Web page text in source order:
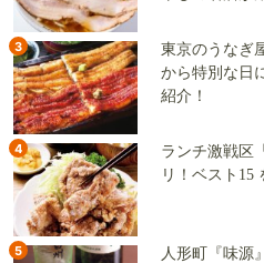
3
東京のうなぎ
から特別な日
紹介！
4
ランチ激戦区
リ！ベスト15
5
人形町『味源